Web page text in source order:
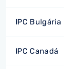
IPC Bulgária
IPC Canadá